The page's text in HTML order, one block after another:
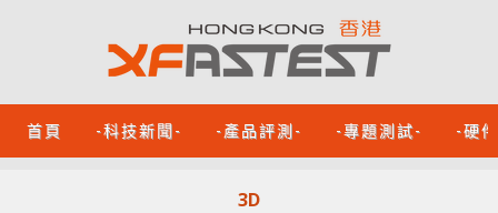
首頁 -科技新聞- -產品評測- -專題測試- -硬
3D